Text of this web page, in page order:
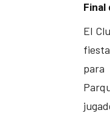
Final
El
para